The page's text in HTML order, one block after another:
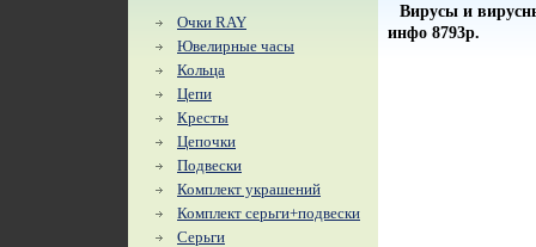
Очки RAY
Ювелирные часы
Кольца
Цепи
Кресты
Цепочки
Подвески
Комплект украшений
Комплект серьги+подвески
Серьги
Вирусы и
инфо 8793p.